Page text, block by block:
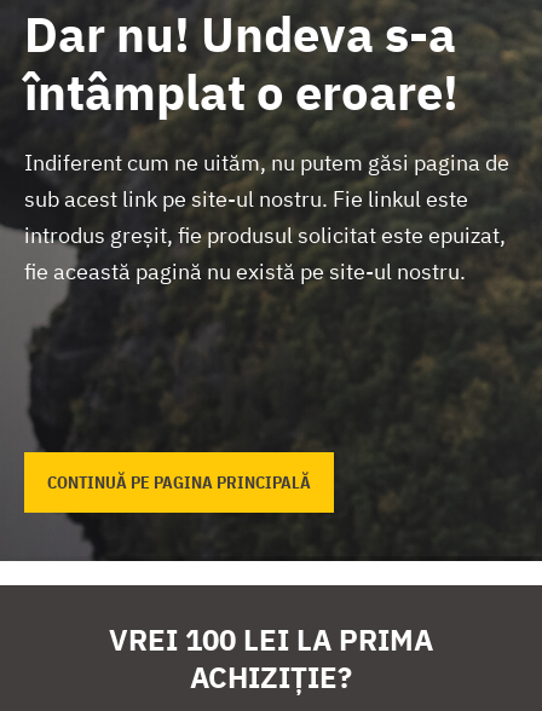
Dar nu! Undeva s-a
întâmplat o eroare!
Indiferent cum ne uităm, nu putem găsi pagina de
sub acest link pe site-ul nostru. Fie linkul este
introdus greșit, fie produsul solicitat este epuizat,
fie această pagină nu există pe site-ul nostru.
CONTINUĂ PE PAGINA PRINCIPALĂ
VREI 100 LEI LA PRIMA
ACHIZIȚIE?